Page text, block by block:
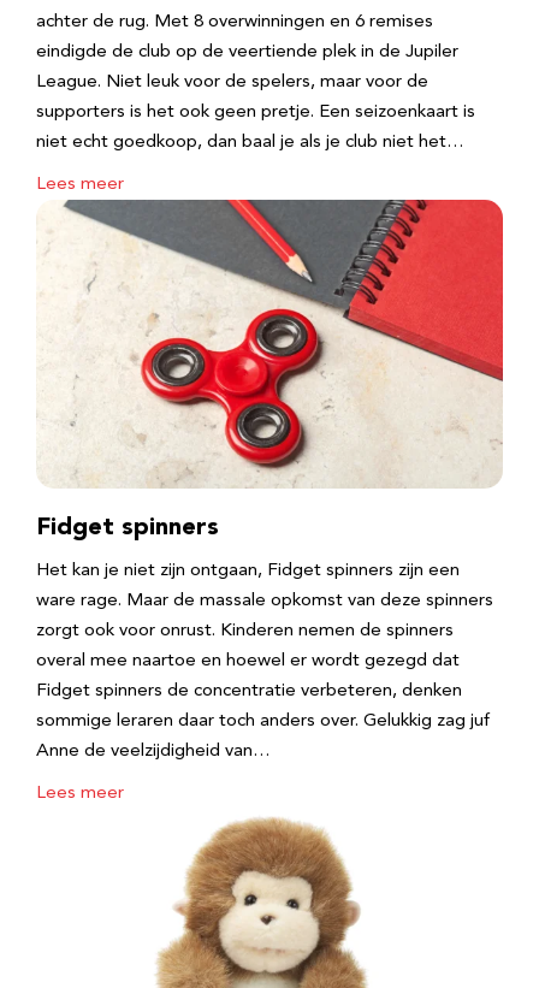
achter de rug. Met 8 overwinningen en 6 remises
eindigde de club op de veertiende plek in de Jupiler
League. Niet leuk voor de spelers, maar voor de
supporters is het ook geen pretje. Een seizoenkaart is
niet echt goedkoop, dan baal je als je club niet het…
Lees meer
Fidget spinners
Het kan je niet zijn ontgaan, Fidget spinners zijn een
ware rage. Maar de massale opkomst van deze spinners
zorgt ook voor onrust. Kinderen nemen de spinners
overal mee naartoe en hoewel er wordt gezegd dat
Fidget spinners de concentratie verbeteren, denken
sommige leraren daar toch anders over. Gelukkig zag juf
Anne de veelzijdigheid van…
Lees meer